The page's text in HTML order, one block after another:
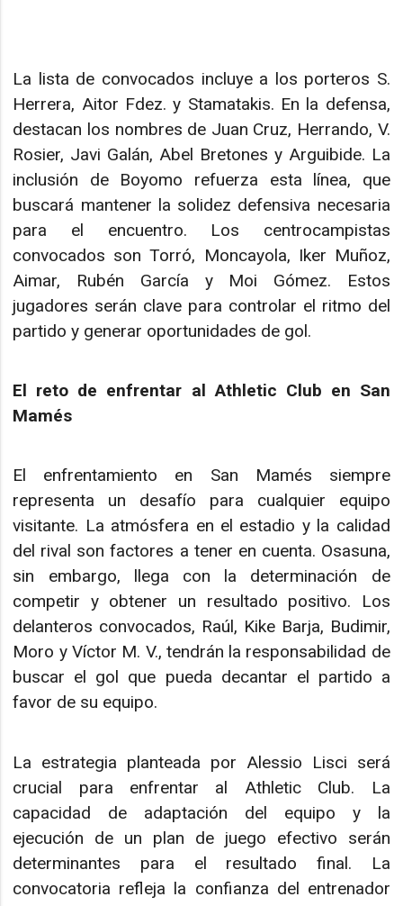
La lista de convocados incluye a los porteros S.
Herrera, Aitor Fdez. y Stamatakis. En la defensa,
destacan los nombres de Juan Cruz, Herrando, V.
Rosier, Javi Galán, Abel Bretones y Arguibide. La
inclusión de Boyomo refuerza esta línea, que
buscará mantener la solidez defensiva necesaria
para el encuentro. Los centrocampistas
convocados son Torró, Moncayola, Iker Muñoz,
Aimar, Rubén García y Moi Gómez. Estos
jugadores serán clave para controlar el ritmo del
partido y generar oportunidades de gol.
El reto de enfrentar al Athletic Club en San
Mamés
El enfrentamiento en San Mamés siempre
representa un desafío para cualquier equipo
visitante. La atmósfera en el estadio y la calidad
del rival son factores a tener en cuenta. Osasuna,
sin embargo, llega con la determinación de
competir y obtener un resultado positivo. Los
delanteros convocados, Raúl, Kike Barja, Budimir,
Moro y Víctor M. V., tendrán la responsabilidad de
buscar el gol que pueda decantar el partido a
favor de su equipo.
La estrategia planteada por Alessio Lisci será
crucial para enfrentar al Athletic Club. La
capacidad de adaptación del equipo y la
ejecución de un plan de juego efectivo serán
determinantes para el resultado final. La
convocatoria refleja la confianza del entrenador